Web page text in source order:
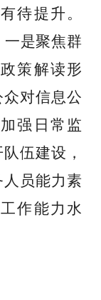
待提升。
是聚焦群
策解读形
众对信息公
强日常监
伍建设，
员能力素
作能力水